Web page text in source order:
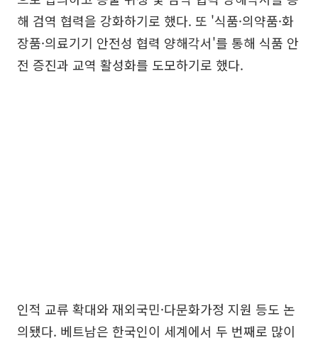
해 검역 협력을 강화하기로 했다. 또 '식품·의약품·화
장품·의료기기 안전성 협력 양해각서'를 통해 식품 안
전 증진과 교역 활성화를 도모하기로 했다.
인적 교류 확대와 재외국민·다문화가정 지원 등도 논
의됐다. 베트남은 한국인이 세계에서 두 번째로 많이